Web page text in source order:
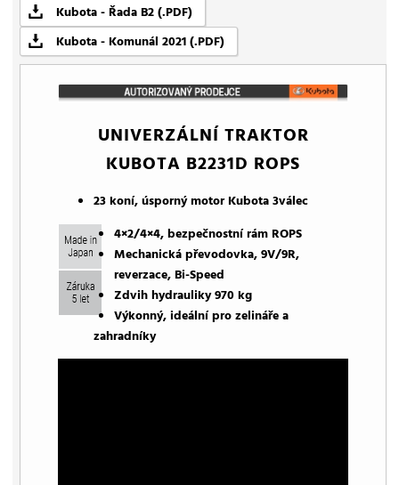
Kubota - Řada B2 (.PDF)
Kubota - Komunál 2021 (.PDF)
UNIVERZÁLNÍ TRAKTOR
KUBOTA B2231D ROPS
23 koní, úsporný motor Kubota 3válec
4×2/4×4, bezpečnostní rám ROPS
Mechanická převodovka, 9V/9R,
reverzace, Bi-Speed
Zdvih hydrauliky 970 kg
Výkonný, ideální pro zelináře a
zahradníky